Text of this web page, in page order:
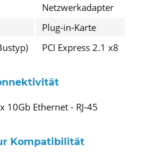
Netzwerkadapter
Plug-in-Karte
PCI Express 2.1 x8
10Gb Ethernet - RJ-45
Kompatibilität